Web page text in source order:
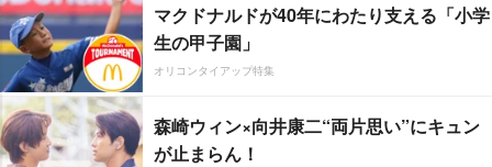
マクドナルドが40年にわたり支える「小学
生の甲子園」
オリコンタイアップ特集
森崎ウィン×向井康二“両片思い”にキュン
が止まらん！